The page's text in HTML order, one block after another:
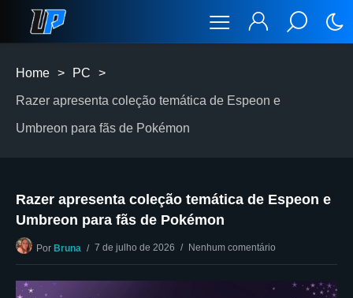
Home > PC >
Razer apresenta coleção temática de Espeon e
Umbreon para fãs de Pokémon
Razer apresenta coleção temática de Espeon e
Umbreon para fãs de Pokémon
Por Bruna 7 de julho de 2026 Nenhum comentário